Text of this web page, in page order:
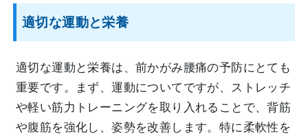
適切な運動と栄養
適切な運動と栄養は、前かがみ腰痛の予防にとても
重要です。まず、運動についてですが、ストレッチ
や軽い筋力トレーニングを取り入れることで、背筋
や腹筋を強化し、姿勢を改善します。特に柔軟性を